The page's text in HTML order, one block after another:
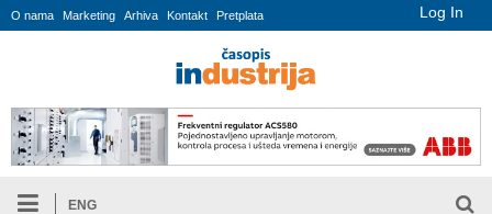
Log In
O nama Marketing Arhiva Kontakt Pretplata
ENG